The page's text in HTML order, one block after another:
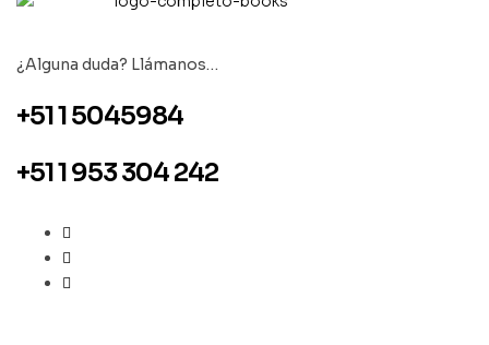
¿Alguna duda? Llámanos…
+51 1 5045984
+51 1 953 304 242